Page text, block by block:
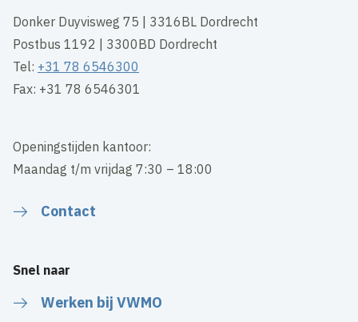
Donker Duyvisweg 75 | 3316BL Dordrecht
Postbus 1192 | 3300BD Dordrecht
Tel: +31 78 6546300
Fax: +31 78 6546301
Openingstijden kantoor:
Maandag t/m vrijdag 7:30 – 18:00
Contact
Snel naar
Werken bij VWMO